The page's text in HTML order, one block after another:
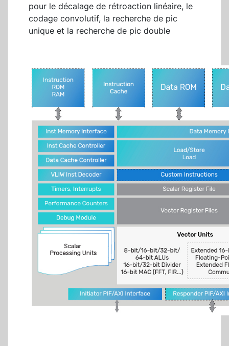
pour le décalage de rétroaction linéaire, le
codage convolutif, la recherche de pic
unique et la recherche de pic double